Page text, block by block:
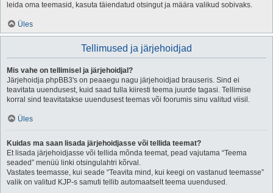
leida oma teemasid, kasuta täiendatud otsingut ja määra valikud sobivaks.
Üles
Tellimused ja järjehoidjad
Mis vahe on tellimisel ja järjehoidjal?
Järjehoidja phpBB3's on peaaegu nagu järjehoidjad brauseris. Sind ei
teavitata uuendusest, kuid saad tulla kiiresti teema juurde tagasi. Tellimise
korral sind teavitatakse uuendusest teemas või foorumis sinu valitud viisil.
Üles
Kuidas ma saan lisada järjehoidjasse või tellida teemat?
Et lisada järjehoidjasse või tellida mõnda teemat, pead vajutama “Teema
seaded” menüü linki otsingulahtri kõrval.
Vastates teemasse, kui seade “Teavita mind, kui keegi on vastanud teemasse”
valik on valitud KJP-s samuti tellib automaatselt teema uuendused.